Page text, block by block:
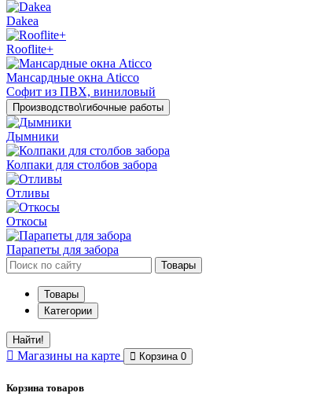
Dakea
Rooflite+
Мансардные окна Aticco
Софит из ПВХ, виниловый
Производство\гибочные работы
Дымники
Колпаки для столбов забора
Отливы
Откосы
Парапеты для забора
Товары
Товары
Категории
Найти!
Магазины на карте Корзина 0
Корзина товаров